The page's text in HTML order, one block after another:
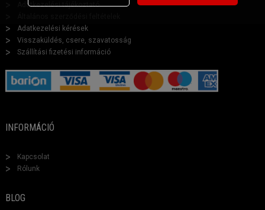
Adatkezelési tájékoztató
Adatkezelési kérések
Visszaküldés, csere, szavatosság
Szállítási fizetési információ
INFORMÁCIÓ
Kapcsolat
Rólunk
BLOG